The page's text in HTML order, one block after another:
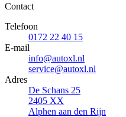
Contact
Telefoon
0172 22 40 15
E-mail
info@autoxl.nl
service@autoxl.nl
Adres
De Schans 25
2405 XX
Alphen aan den Rijn